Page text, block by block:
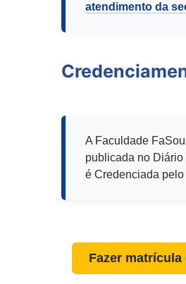
atendimento da
A Faculdade
publicada no Diário
é Credenciada
Fazer matrícula